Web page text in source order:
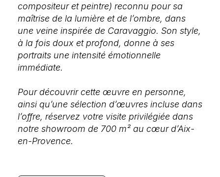
compositeur et peintre) reconnu pour sa
maîtrise de la lumière et de l’ombre, dans
une veine inspirée de Caravaggio. Son style,
à la fois doux et profond, donne à ses
portraits une intensité émotionnelle
immédiate.
Pour découvrir cette œuvre en personne,
ainsi qu’une sélection d’œuvres incluse dans
l’offre, réservez votre visite privilégiée dans
notre showroom de 700 m² au cœur d’Aix-
en-Provence.